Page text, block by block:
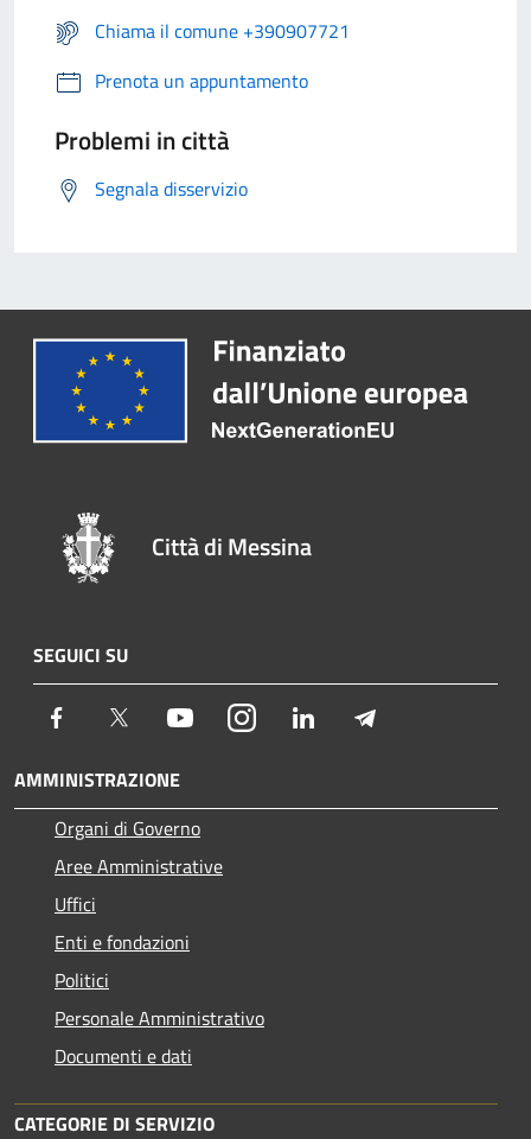
Chiama il comune +390907721
Prenota un appuntamento
Problemi in città
Segnala disservizio
Città di Messina
SEGUICI SU
Facebook Twitter YoutubeInstagram LinkedIn
AMMINISTRAZIONE
Organi di Governo
Aree Amministrative
Uffici
Enti e fondazioni
Politici
Personale Amministrativo
Documenti e dati
CATEGORIE DI SERVIZIO